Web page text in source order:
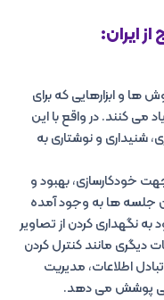
ایران:
ها و ابزارهایی که برای
می کنند. در واقع با این
شنیداری و نوشتاری به
خودکارسازی، بهبود و
جلسه ها به وجود آمده
نگهداری کردن از تصاویر
دیگری مانند کنترل کردن
اطلاعات، مدیریت
پوشش می دهد.